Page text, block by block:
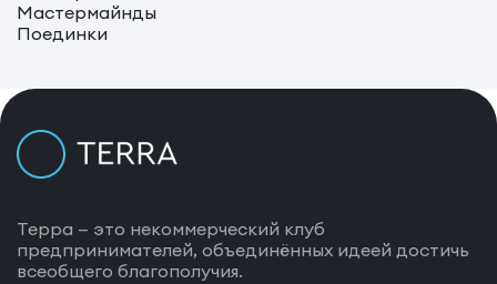
Мастермайнды
Поединки
Терра — это некоммерческий клуб
предпринимателей, объединённых идеей достичь
всеобщего благополучия.